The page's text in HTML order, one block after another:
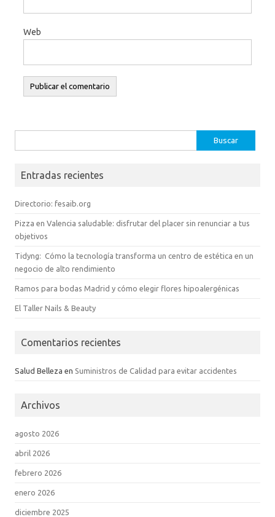
Web
Entradas recientes
Directorio: fesaib.org
Pizza en Valencia saludable: disfrutar del placer sin renunciar a tus
objetivos
Tidyng: Cómo la tecnología transforma un centro de estética en un
negocio de alto rendimiento
Ramos para bodas Madrid y cómo elegir flores hipoalergénicas
El Taller Nails & Beauty
Comentarios recientes
Salud Belleza en Suministros de Calidad para evitar accidentes
Archivos
agosto 2026
abril 2026
febrero 2026
enero 2026
diciembre 2025